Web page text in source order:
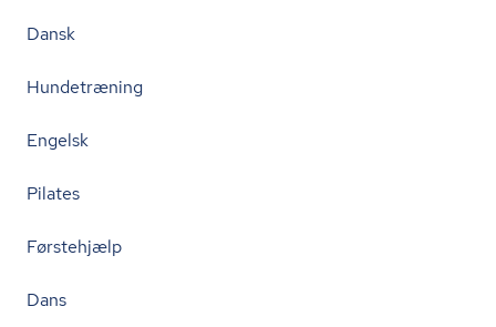
Dansk
Hundetræning
Engelsk
Pilates
Førstehjælp
Dans